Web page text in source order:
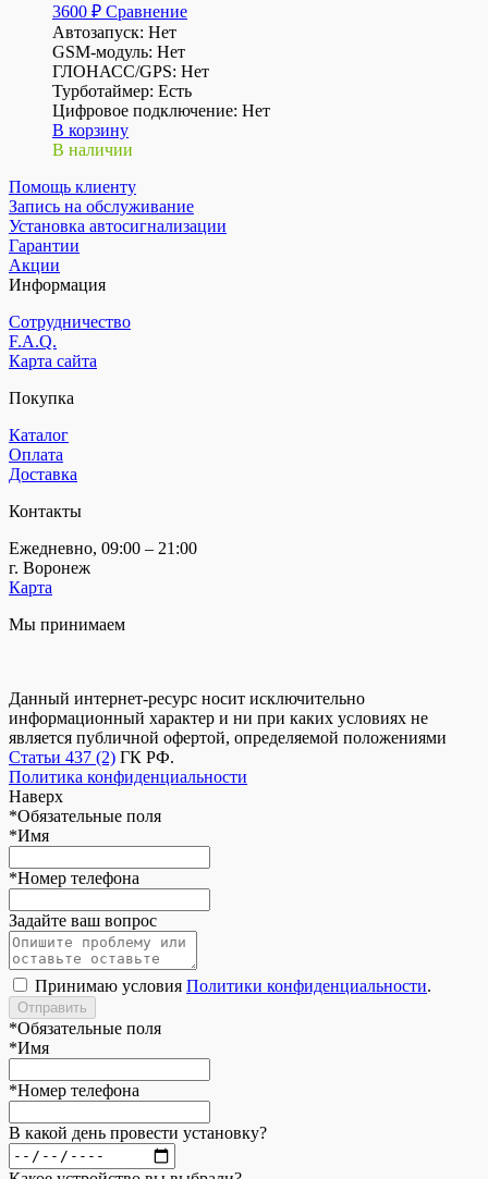
3600 ₽ Сравнение
Автозапуск: Нет
GSM-модуль: Нет
ГЛОНАСС/GPS: Нет
Турботаймер: Есть
Цифровое подключение: Нет
В корзину
В наличии
Помощь клиенту
Запись на обслуживание
Установка автосигнализации
Гарантии
Акции
Информация
Сотрудничество
F.A.Q.
Карта сайта
Покупка
Каталог
Оплата
Доставка
Контакты
Ежедневно, 09:00 – 21:00
г. Воронеж
Карта
Мы принимаем
Данный интернет-ресурс носит исключительно
информационный характер и ни при каких условиях не
является публичной офертой, определяемой положениями
Статьи 437 (2) ГК РФ.
Политика конфиденциальности
Наверх
*Обязательные поля
*Имя
*Номер телефона
Задайте ваш вопрос
Принимаю условия Политики конфиденциальности.
*Обязательные поля
*Имя
*Номер телефона
В какой день провести установку?